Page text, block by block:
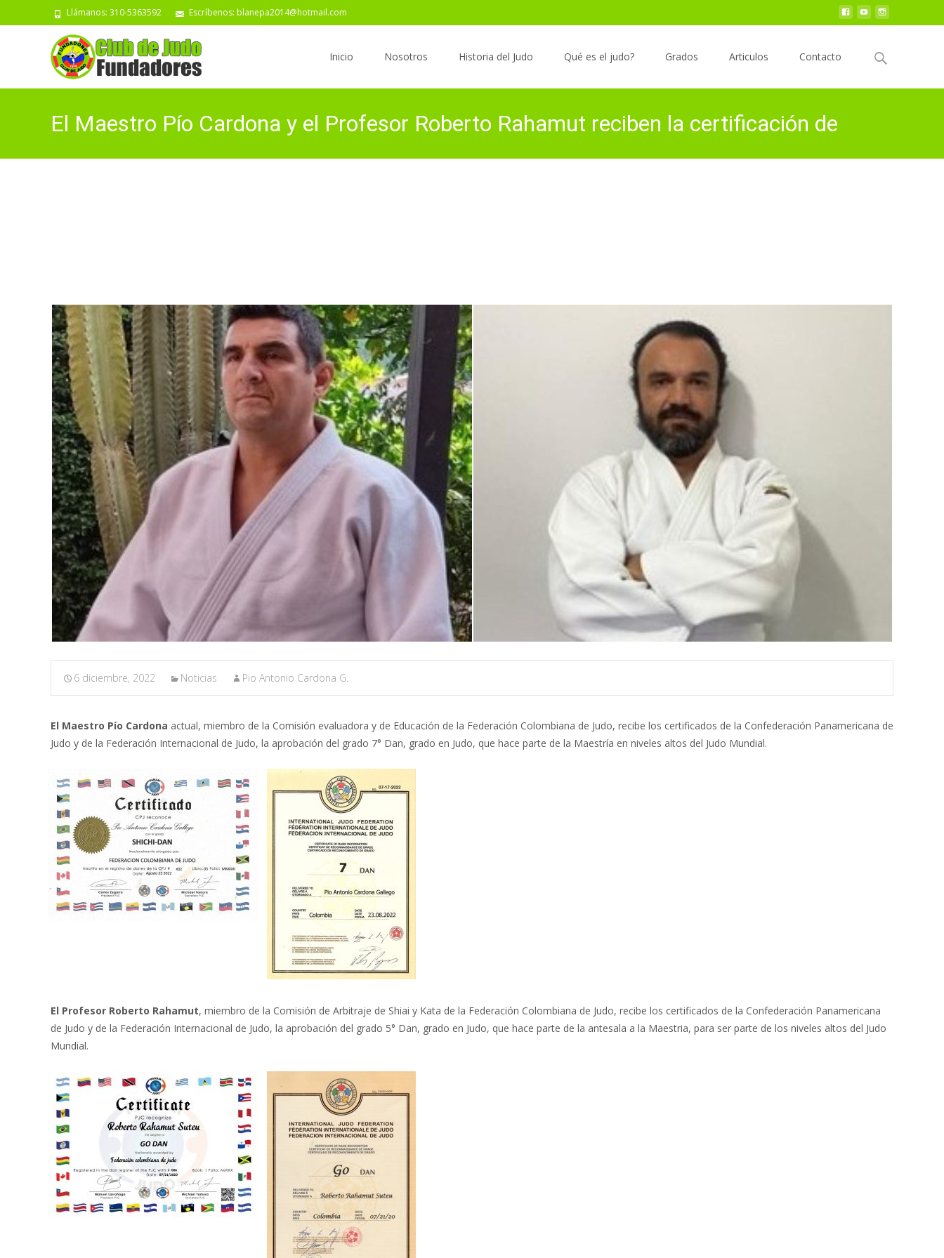
Llámanos: 310-5363592 Escríbenos: blanepa2014@hotmail.com
Inicio Nosotros Historia del Judo Qué es el judo? Grados Articulos Contacto
Buscar
por:
El Maestro Pío Cardona y el Profesor Roberto Rahamut reciben la certificación de
6 diciembre, 2022 Noticias Pio Antonio Cardona G.
El Maestro Pío Cardona actual, miembro de la Comisión evaluadora y de Educación de la Federación Colombiana de Judo, recibe los certificados de la Confederación Panamericana de
Judo y de la Federación Internacional de Judo, la aprobación del grado 7° Dan, grado en Judo, que hace parte de la Maestría en niveles altos del Judo Mundial.
El Profesor Roberto Rahamut, miembro de la Comisión de Arbitraje de Shiai y Kata de la Federación Colombiana de Judo, recibe los certificados de la Confederación Panamericana
de Judo y de la Federación Internacional de Judo, la aprobación del grado 5° Dan, grado en Judo, que hace parte de la antesala a la Maestria, para ser parte de los niveles altos del Judo
Mundial.